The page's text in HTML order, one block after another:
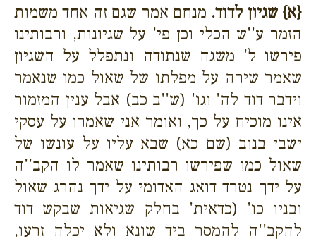
{א} שגיון לדוד. מנחם אמר שגם זה אחד משמות
הזמר ע''ש הכלי וכן פי' על שגיונות, ורבותינו
פירשו ל' משגה שנתודה ונתפלל על השגיון
שאמר שירה על מפלתו של שאול כמו שנאמר
וידבר דוד לה' וגו' (ש''ב כב) אבל ענין המזמור
אינו מוכיח על כך, ואומר אני שאמרו על עסקי
ישבי בנוב (שם כא) שבא עליו על עונשו של
שאול כמו שפירשו רבותינו שאמר לו הקב''ה
על ידך נטרד דואג האדומי על ידך נהרג שאול
ובניו כו' (כדאית' בחלק שגיאות שבקש דוד
להקב''ה להמסר ביד שונא ולא יכלה זרעו,